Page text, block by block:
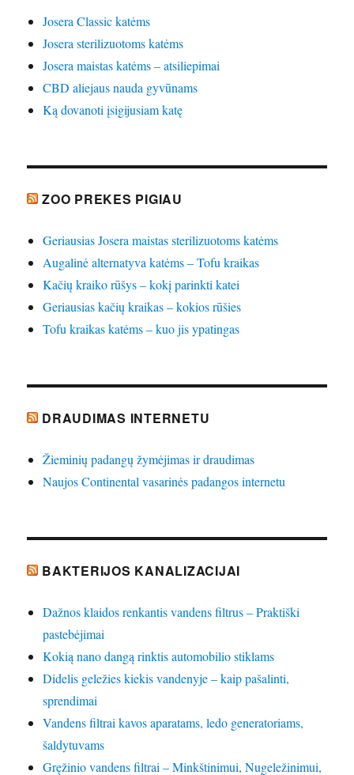
Josera Classic katėms
Josera sterilizuotoms katėms
Josera maistas katėms – atsiliepimai
CBD aliejaus nauda gyvūnams
Ką dovanoti įsigijusiam katę
ZOO PREKES PIGIAU
Geriausias Josera maistas sterilizuotoms katėms
Augalinė alternatyva katėms – Tofu kraikas
Kačių kraiko rūšys – kokį parinkti katei
Geriausias kačių kraikas – kokios rūšies
Tofu kraikas katėms – kuo jis ypatingas
DRAUDIMAS INTERNETU
Žieminių padangų žymėjimas ir draudimas
Naujos Continental vasarinės padangos internetu
BAKTERIJOS KANALIZACIJAI
Dažnos klaidos renkantis vandens filtrus – Praktiški
pastebėjimai
Kokią nano dangą rinktis automobilio stiklams
Didelis geležies kiekis vandenyje – kaip pašalinti,
sprendimai
Vandens filtrai kavos aparatams, ledo generatoriams,
šaldytuvams
Gręžinio vandens filtrai – Minkštinimui, Nugeležinimui,